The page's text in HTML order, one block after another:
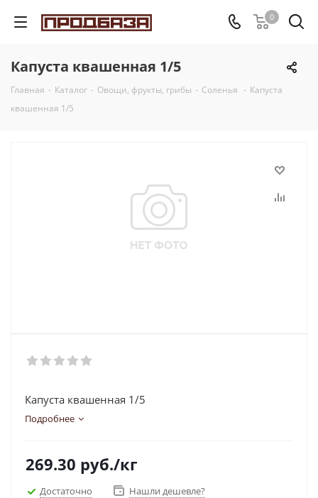
0
Капуста квашенная 1/5
Главная - Каталог - Овощи, фрукты, грибы - Соленья - Капуста
квашенная 1/5
Капуста квашенная 1/5
Подробнее
269.30 руб./кг
Достаточно Нашли дешевле?